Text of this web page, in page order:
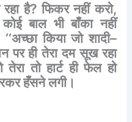
रहा है?फिकर नहीं करो,
कोई बाल भी बाँका नहीं
अच्छा किया जो शादी–
पर ही तेरा दम सूख रहा
तेरा तो हार्ट ही फेल हो
हँसनेलगी।